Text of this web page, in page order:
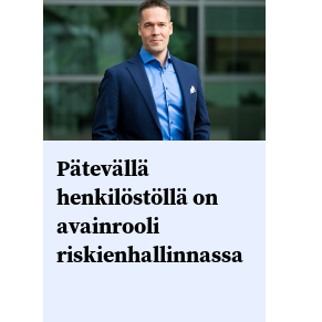
Pätevällä
henkilöstöllä on
avainrooli
riskienhallinnassa